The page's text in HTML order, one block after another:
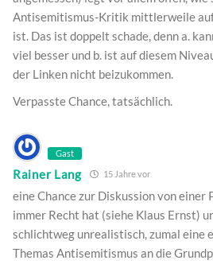
Antisemitismus-Kritik mittlerweile auf
ist. Das ist doppelt schade, denn a.
viel besser und b. ist auf diesem
der Linken nicht beizukommen.
Verpasste Chance, tatsächlich.
Gast
Rainer Lang 15 Jahre vor
eine Chance zur Diskussion von einer
immer Recht hat (siehe Klaus Ernst)
schlichtweg unrealistisch, zumal eine
Themas Antisemitismus an die